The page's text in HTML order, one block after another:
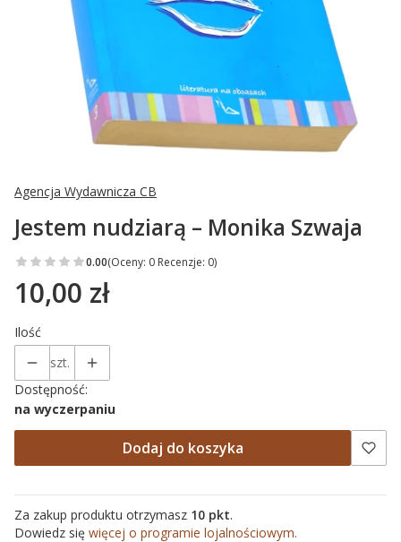
Agencja Wydawnicza CB
Jestem nudziarą – Monika Szwaja
0.00(Oceny: 0 Recenzje: 0)
Cena
10,00 zł
Ilość
szt.
Dostępność:
na wyczerpaniu
Dodaj do koszyka
Za zakup produktu otrzymasz 10 pkt.
Dowiedz się więcej o programie lojalnościowym.